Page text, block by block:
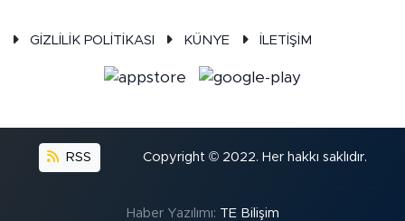
GİZLİLİK POLİTİKASI KÜNYE İLETİŞİM
RSS Copyright © 2022. Her hakkı saklıdır.
Haber Yazılımı: TE Bilişim